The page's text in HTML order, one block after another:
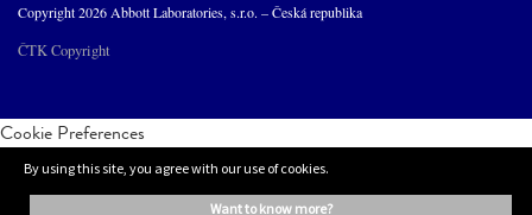
Copyright 2026 Abbott Laboratories, s.r.o. – Česká republika
ČTK Copyright
Cookie Preferences
By using this site, you agree with our use of cookies.
want to know more?